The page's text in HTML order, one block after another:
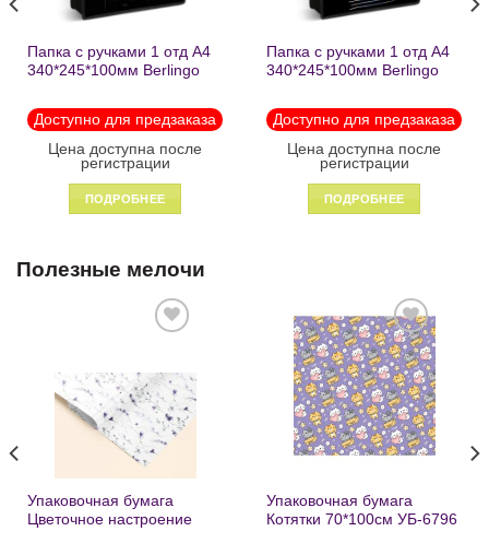
Папка с ручками 1 отд А4
340*245*100мм Berlingo
молнии1246
Доступно для предзаказа
Цена доступна после
регистрации
ПОДРОБНЕЕ
Папка с ручками 1 отд А4
340*245*100мм Berlingo
пластик на молнии 1215
Доступно для предзаказа
Цена доступна после
регистрации
ПОДРОБНЕЕ
Полезные мелочи
желаний
Упаковочная бумага
Цветочное настроение
Добавить
в список
желаний
Упаковочная бумага
Котятки 70*100см УБ-6796